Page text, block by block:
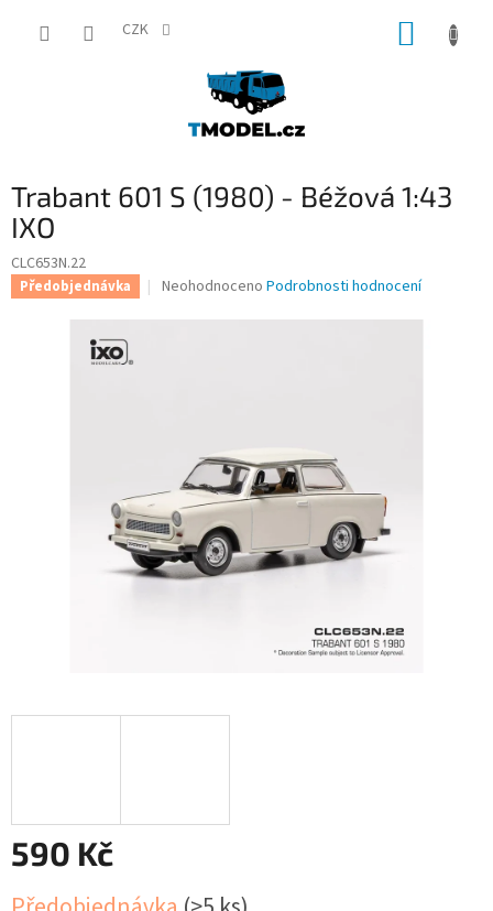
CZK
Trabant 601 S (1980) - Béžová 1:43
IXO
CLC653N.22
Předobjednávka
Průměrné
produktu
Neohodnoceno Podrobnosti hodnocení
590 Kč